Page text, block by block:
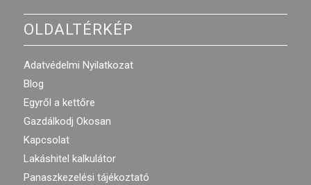
OLDALTÉRKÉP
Adatvédelmi Nyilatkozat
Blog
Egyről a kettőre
Gazdálkodj Okosan
Kapcsolat
Lakáshitel kalkulátor
Panaszkezelési tájékoztató